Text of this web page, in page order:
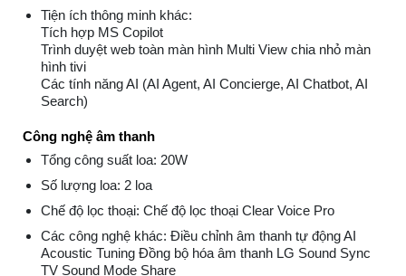
Tiện ích thông minh khác:
Tích hợp MS Copilot
Trình duyệt web toàn màn hình Multi View chia nhỏ màn
hình tivi
Các tính năng AI (AI Agent, AI Concierge, AI Chatbot, AI
Search)
Công nghệ âm thanh
Tổng công suất loa: 20W
Số lượng loa: 2 loa
Chế độ lọc thoại: Chế độ lọc thoại Clear Voice Pro
Các công nghệ khác: Điều chỉnh âm thanh tự động AI
Acoustic Tuning Đồng bộ hóa âm thanh LG Sound Sync
TV Sound Mode Share